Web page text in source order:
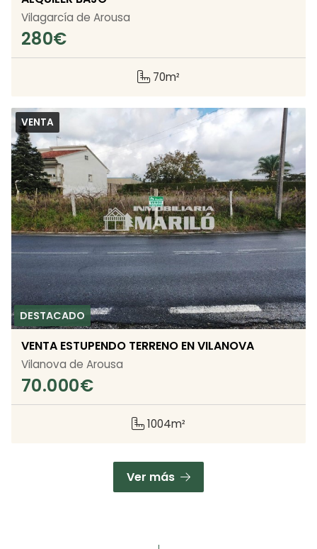
280€
70m²
Vilagarcía de Arousa
VENTA
VENTA ESTUPENDO TERRENO EN VILANOVA
70.000€
1004m²
Vilanova de Arousa
Ver más